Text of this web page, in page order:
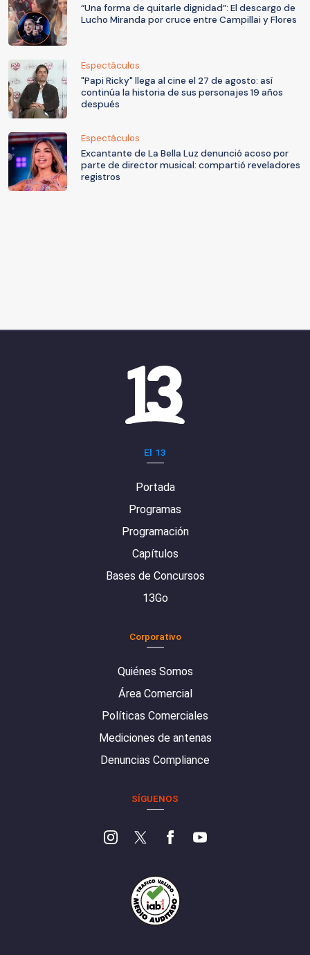
“Una forma de quitarle dignidad”: El descargo de
Lucho Miranda por cruce entre Campillai y Flores
Espectáculos
"Papi Ricky" llega al cine el 27 de agosto: así
continúa la historia de sus personajes 19 años
después
Espectáculos
Excantante de La Bella Luz denunció acoso por
parte de director musical: compartió reveladores
registros
El 13
Portada
Programas
Programación
Capítulos
Bases de Concursos
13Go
Corporativo
Quiénes Somos
Área Comercial
Políticas Comerciales
Mediciones de antenas
Denuncias Compliance
SÍGUENOS